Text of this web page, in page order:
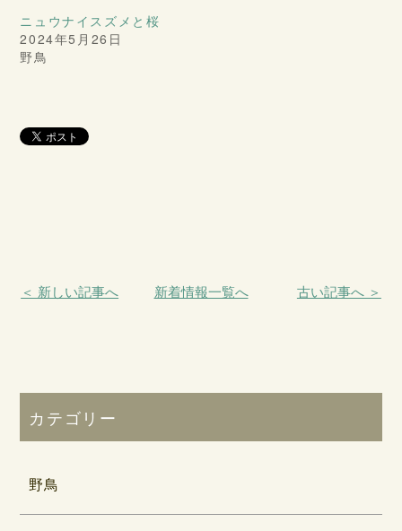
ニュウナイスズメと桜
2024年5月26日
野鳥
＜ 新しい記事へ 新着情報一覧へ 古い記事へ ＞
カテゴリー
野鳥